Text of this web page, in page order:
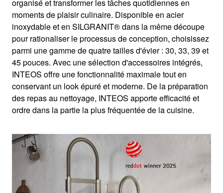
organisé et transformer les tâches quotidiennes en
moments de plaisir culinaire. Disponible en acier
inoxydable et en SILGRANIT® dans la même découpe
pour rationaliser le processus de conception, choisissez
parmi une gamme de quatre tailles d'évier : 30, 33, 39 et
45 pouces. Avec une sélection d'accessoires intégrés,
INTEOS offre une fonctionnalité maximale tout en
conservant un look épuré et moderne. De la préparation
des repas au nettoyage, INTEOS apporte efficacité et
ordre dans la partie la plus fréquentée de la cuisine.